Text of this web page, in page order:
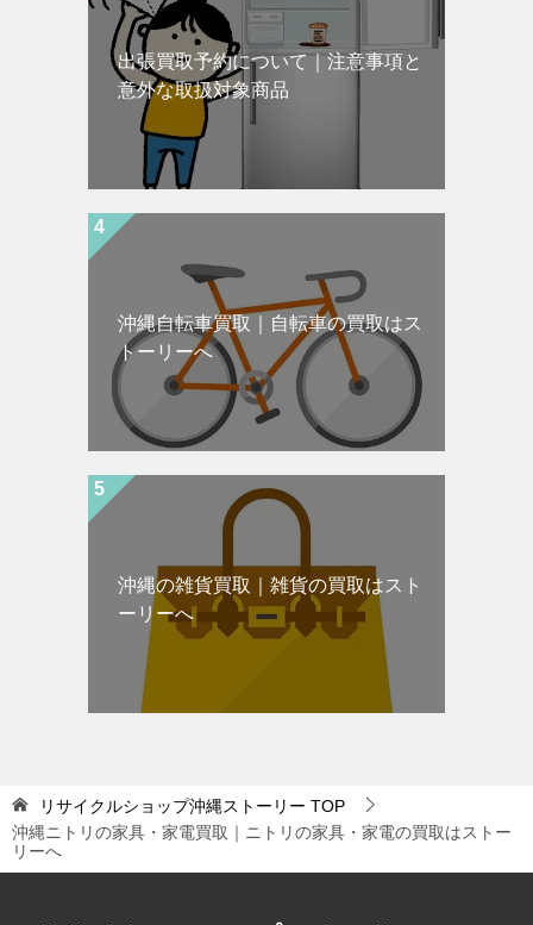
出張買取予約について｜注意事項と
意外な取扱対象商品
沖縄自転車買取｜自転車の買取はス
トーリーへ
沖縄の雑貨買取｜雑貨の買取はスト
ーリーへ
リサイクルショップ沖縄ストーリー TOP
沖縄ニトリの家具・家電買取｜ニトリの家具・家電の買取はストー
リーへ